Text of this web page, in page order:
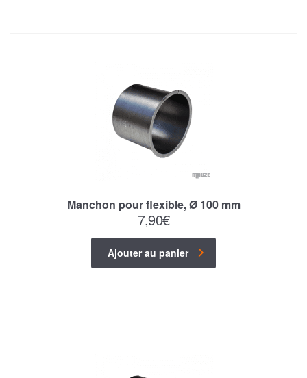
Manchon pour flexible, Ø 100 mm
7,90€
Ajouter au panier